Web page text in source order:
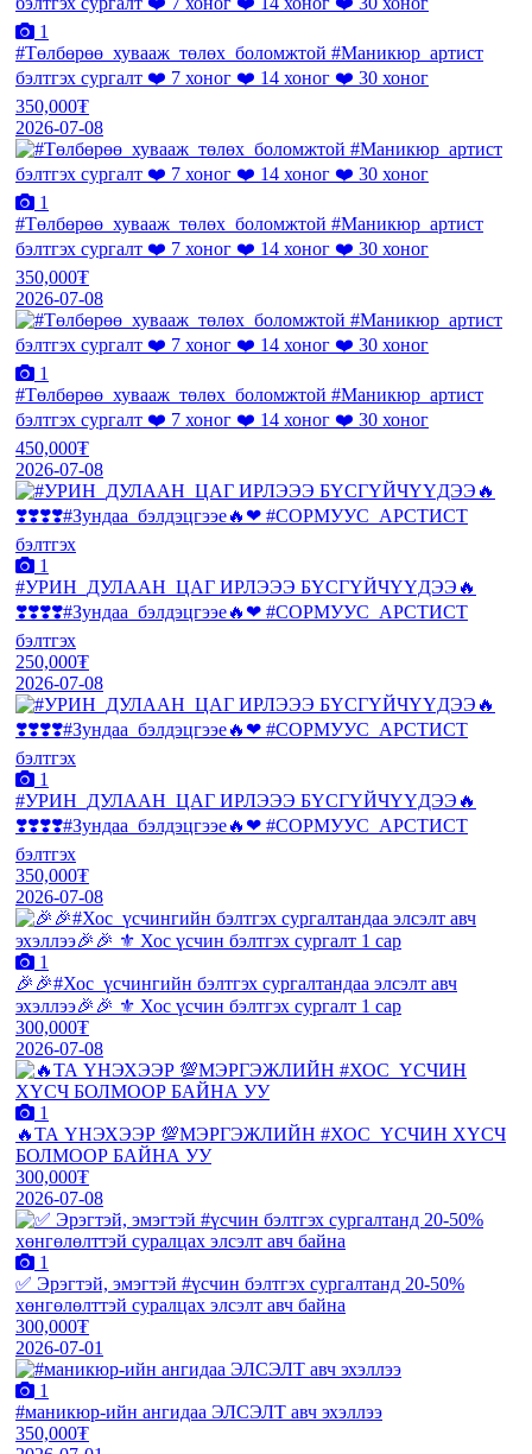
1
#Төлбөрөө_хувааж_төлөх_боломжтой #Маникюр_артист
бэлтгэх сургалт ❤️ 7 хоног ❤️ 14 хоног ❤️ 30 хоног
350,000₮
2026-07-08
1
#Төлбөрөө_хувааж_төлөх_боломжтой #Маникюр_артист
бэлтгэх сургалт ❤️ 7 хоног ❤️ 14 хоног ❤️ 30 хоног
350,000₮
2026-07-08
1
#Төлбөрөө_хувааж_төлөх_боломжтой #Маникюр_артист
бэлтгэх сургалт ❤️ 7 хоног ❤️ 14 хоног ❤️ 30 хоног
450,000₮
2026-07-08
1
#УРИН_ДУЛААН_ЦАГ ИРЛЭЭЭ БҮСГҮЙЧҮҮДЭЭ🔥
❣️❣️❣️❣️#Зундаа_бэлдэцгээе🔥❤ #СОРМУУС_АРСТИСТ
бэлтгэх
250,000₮
2026-07-08
1
#УРИН_ДУЛААН_ЦАГ ИРЛЭЭЭ БҮСГҮЙЧҮҮДЭЭ🔥
❣️❣️❣️❣️#Зундаа_бэлдэцгээе🔥❤ #СОРМУУС_АРСТИСТ
бэлтгэх
350,000₮
2026-07-08
1
🎉🎉#Хос_үсчингийн бэлтгэх сургалтандаа элсэлт авч
эхэллээ🎉🎉 ⚜️ Хос үсчин бэлтгэх сургалт 1 сар
300,000₮
2026-07-08
1
🔥ТА ҮНЭХЭЭР 💯МЭРГЭЖЛИЙН #ХОС_ҮСЧИН ХҮСЧ
БОЛМООР БАЙНА УУ
300,000₮
2026-07-08
1
✅ Эрэгтэй, эмэгтэй #үсчин бэлтгэх сургалтанд 20-50%
хөнгөлөлттэй суралцах элсэлт авч байна
300,000₮
2026-07-01
1
#маникюр-ийн ангидаа ЭЛСЭЛТ авч эхэллээ
350,000₮